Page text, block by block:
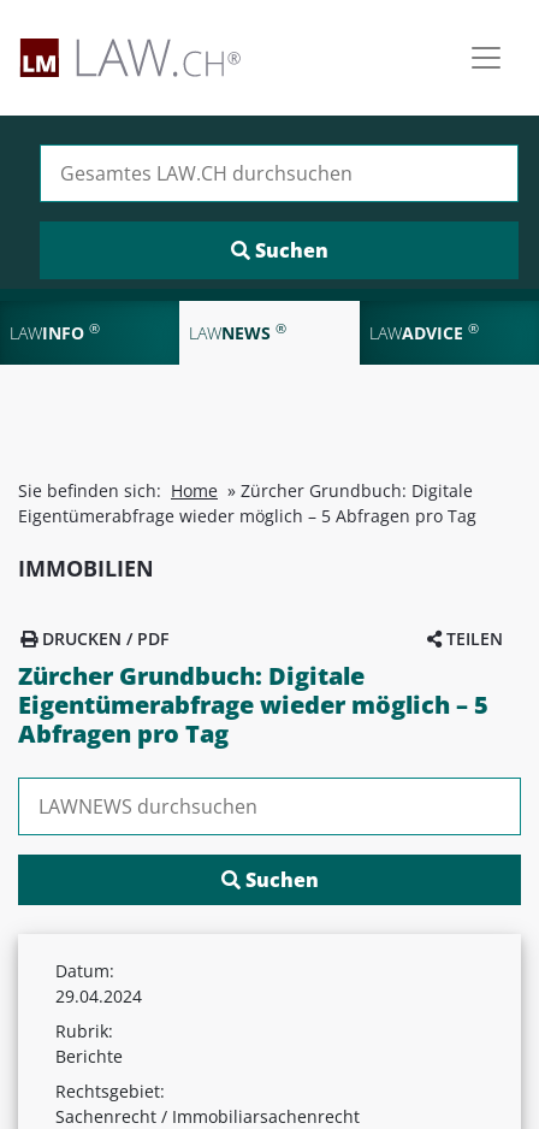
LAWINFO ® LAWNEWS ® LAWADVICE ®
Sie befinden sich: Home » Zürcher Grundbuch: Digitale
Eigentümerabfrage wieder möglich – 5 Abfragen pro Tag
IMMOBILIEN
TEILEN
DRUCKEN / PDF
Zürcher Grundbuch: Digitale
Eigentümerabfrage wieder möglich – 5
Abfragen pro Tag
Datum:
29.04.2024
Rubrik:
Berichte
Rechtsgebiet:
Sachenrecht / Immobiliarsachenrecht